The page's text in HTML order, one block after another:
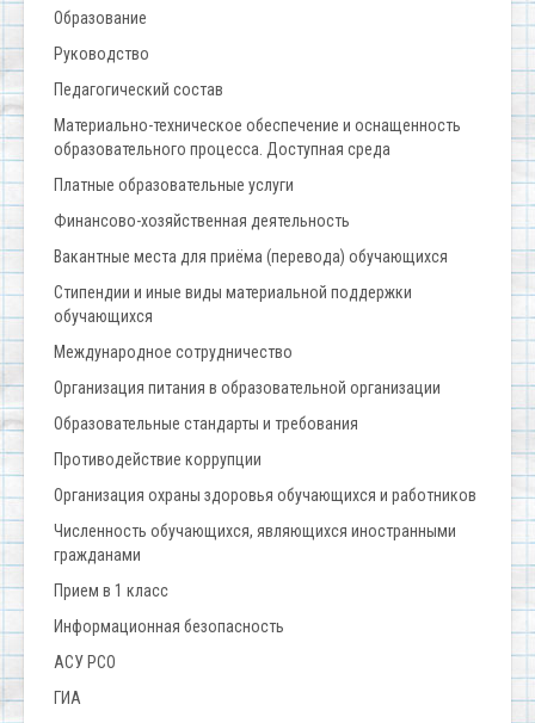
Образование
Руководство
Педагогический состав
Материально-техническое обеспечение и оснащенность
образовательного процесса. Доступная среда
Платные образовательные услуги
Финансово-хозяйственная деятельность
Вакантные места для приёма (перевода) обучающихся
Стипендии и иные виды материальной поддержки
обучающихся
Международное сотрудничество
Организация питания в образовательной организации
Образовательные стандарты и требования
Противодействие коррупции
Организация охраны здоровья обучающихся и работников
Численность обучающихся, являющихся иностранными
гражданами
Прием в 1 класс
Информационная безопасность
АСУ РСО
ГИА